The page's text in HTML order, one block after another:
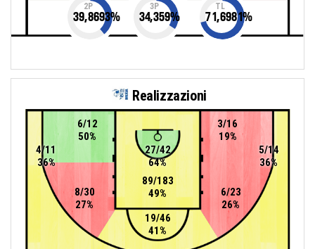
2P
39,8693%
3P
34,359%
TL
71,6981%
Realizzazioni
19/46
41%
8/30
27%
6/12
50%
6/23
26%
3/16
19%
89/183
49%
27/42
64%
4/11
36%
5/14
36%